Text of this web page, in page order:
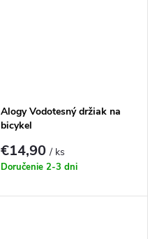
Alogy Vodotesný držiak na
bicykel
€14,90/ ks
Doručenie 2-3 dni